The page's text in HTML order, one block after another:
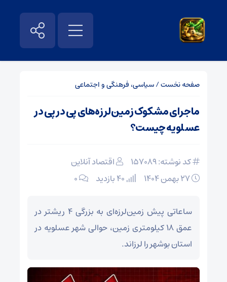
صفحه نخست/سیاسی، فرهنگی و اجتماعی
ماجرای مشکوک زمین‌لرزه‌های پی در پی در
عسلویه چیست؟
کد نوشته: 157089
اقتصاد آنلاین
۰
ساعاتی پیش زمین‌لرزه‌ای به بزرگی ۴ ریشتر در
عمق ۱۸ کیلومتری زمین، حوالی شهر عسلویه در
استان بوشهر را لرزاند.